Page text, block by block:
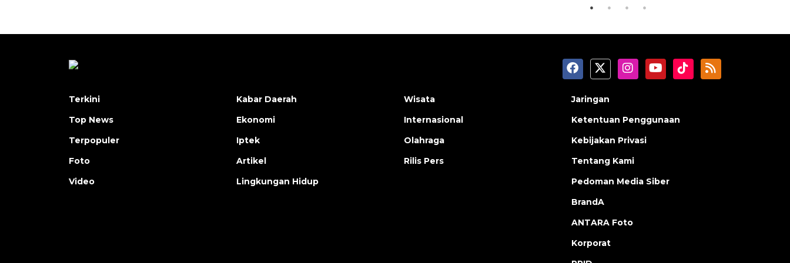
Terkini
Top News
Terpopuler
Foto
Video
Kabar Daerah
Ekonomi
Iptek
Artikel
Lingkungan Hidup
Wisata
Internasional
Olahraga
Rilis Pers
Jaringan
Ketentuan Penggunaan
Kebijakan Privasi
Tentang Kami
Pedoman Media Siber
BrandA
ANTARA Foto
Korporat